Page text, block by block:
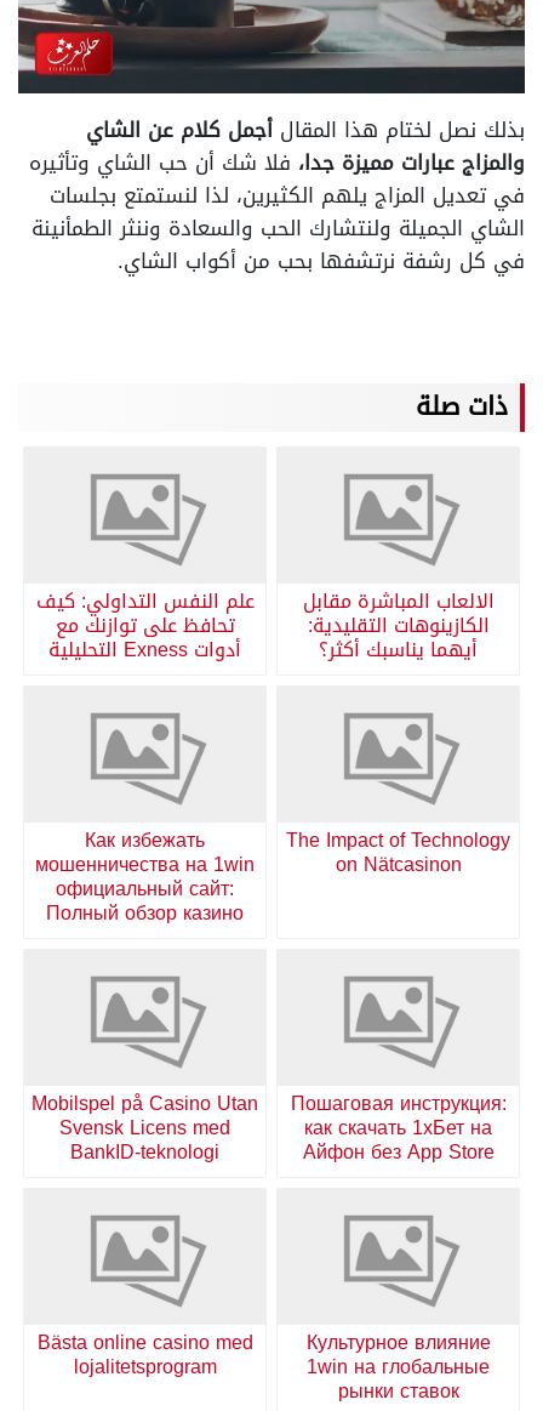
بذلك نصل لختام هذا المقال أجمل كلام عن الشاي
والمزاج عبارات مميزة جدا، فلا شك أن حب الشاي وتأثيره
في تعديل المزاج يلهم الكثيرين، لذا لنستمتع بجلسات
الشاي الجميلة ولنتشارك الحب والسعادة وننثر الطمأنينة
في كل رشفة نرتشفها بحب من أكواب الشاي.
ذات صلة
الالعاب المباشرة مقابل
الكازينوهات التقليدية:
أيهما يناسبك أكثر؟
علم النفس التداولي: كيف
تحافظ على توازنك مع
أدوات Exness التحليلية
The Impact of Technology
on Nätcasinon
Как избежать
мошенничества на 1win
официальный сайт:
Полный обзор казино
Пошаговая инструкция:
как скачать 1хБет на
Айфон без App Store
Mobilspel på Casino Utan
Svensk Licens med
BankID-teknologi
Культурное влияние
1win на глобальные
рынки ставок
Bästa online casino med
lojalitetsprogram